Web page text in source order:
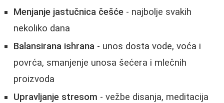
Menjanje jastučnica češće - najbolje svakih
nekoliko dana
Balansirana ishrana - unos dosta vode, voća i
povrća, smanjenje unosa šećera i mlečnih
proizvoda
Upravljanje stresom - vežbe disanja, meditacija